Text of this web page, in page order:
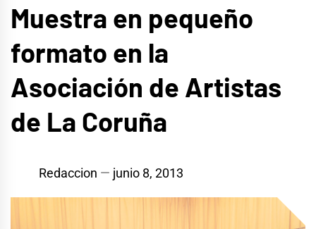
Muestra en pequeño
formato en la
Asociación de Artistas
de La Coruña
Redaccion junio 8, 2013